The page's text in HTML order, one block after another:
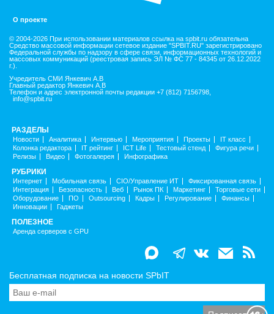
О проекте
© 2004-2026 При использовании материалов ссылка на spbit.ru обязательна
Средство массовой информации сетевое издание "SPBIT.RU" зарегистрировано
Федеральной службы по надзору в сфере связи, информационных технологий и
массовых коммуникаций (реестровая запись ЭЛ № ФС 77 - 84345 от 26.12.2022
г.).
Учредитель СМИ Янкевич А.В
Главный редактор Янкевич А.В
Телефон и адрес электронной почты редакции +7 (812) 7156798,
info@spbit.ru
РАЗДЕЛЫ
Новости Аналитика Интервью Мероприятия Проекты
IT класс
Колонка редактора
IT рейтинг ICT Life Тестовый стенд
Фигура речи
Релизы
Видео Фотогалерея Инфографика
РУБРИКИ
Интернет Мобильная связь CIO/Управление ИТ
Фиксированная связь
Интеграция
Безопасность Веб Рынок ПК Маркетинг
Торговые сети
Оборудование
ПО Outsourcing Кадры Регулирование
Финансы
Инновации
Гаджеты
ПОЛЕЗНОЕ
Аренда серверов с GPU
Бесплатная подписка на новости SPbIT